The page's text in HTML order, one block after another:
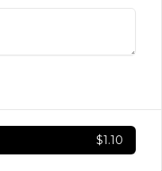
$1.10